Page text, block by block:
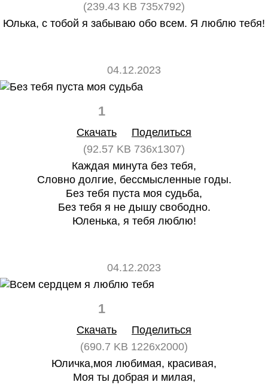
(239.43 KB 735x792)
Юлька, с тобой я забываю обо всем. Я люблю тебя!
04.12.2023
1
Скачать
Поделиться
(92.57 KB 736x1307)
Каждая минута без тебя,
Словно долгие, бессмысленные годы.
Без тебя пуста моя судьба,
Без тебя я не дышу свободно.
Юленька, я тебя люблю!
04.12.2023
1
Скачать
Поделиться
(690.7 KB 1226x2000)
Юличка,моя любимая, красивая,
Моя ты добрая и милая,